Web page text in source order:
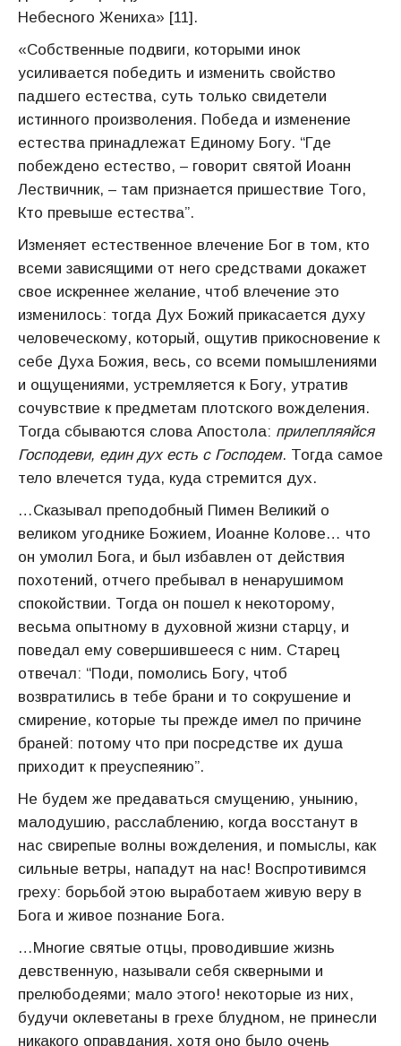
Небесного Жениха» [11].
«Собственные подвиги, которыми инок
усиливается победить и изменить свойство
падшего естества, суть только свидетели
истинного произволения. Победа и изменение
естества принадлежат Единому Богу. “Где
побеждено естество, – говорит святой Иоанн
Лествичник, – там признается пришествие Того,
Кто превыше естества”.
Изменяет естественное влечение Бог в том, кто
всеми зависящими от него средствами докажет
свое искреннее желание, чтоб влечение это
изменилось: тогда Дух Божий прикасается духу
человеческому, который, ощутив прикосновение к
себе Духа Божия, весь, со всеми помышлениями
и ощущениями, устремляется к Богу, утратив
сочувствие к предметам плотского вожделения.
Тогда сбываются слова Апостола: прилепляяйся
Господеви, един дух есть с Господем. Тогда самое
тело влечется туда, куда стремится дух.
…Сказывал преподобный Пимен Великий о
великом угоднике Божием, Иоанне Колове… что
он умолил Бога, и был избавлен от действия
похотений, отчего пребывал в ненарушимом
спокойствии. Тогда он пошел к некоторому,
весьма опытному в духовной жизни старцу, и
поведал ему совершившееся с ним. Старец
отвечал: “Поди, помолись Богу, чтоб
возвратились в тебе брани и то сокрушение и
смирение, которые ты прежде имел по причине
браней: потому что при посредстве их душа
приходит к преуспеянию”.
Не будем же предаваться смущению, унынию,
малодушию, расслаблению, когда восстанут в
нас свирепые волны вожделения, и помыслы, как
сильные ветры, нападут на нас! Воспротивимся
греху: борьбой этою выработаем живую веру в
Бога и живое познание Бога.
…Многие святые отцы, проводившие жизнь
девственную, называли себя скверными и
прелюбодеями; мало этого! некоторые из них,
будучи оклеветаны в грехе блудном, не принесли
никакого оправдания, хотя оно было очень